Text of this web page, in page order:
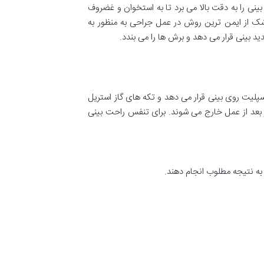
را به دقت بالا می برد تا به استخوان و غضروف
از ایمن ترین روش در عمل جراحی به منظور به
بینی قرار می دهد و برش ها را می بندد.
روی بینی قرار می دهد و تکه های گاز استریل
بعد از عمل خارج می شوند. برای تنفس راحت بینی
نتیجه مطلوب انجام دهند.